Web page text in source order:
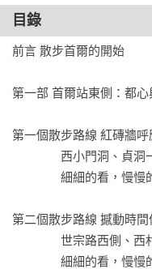
──作者的話
本書以繪畫和悠閒漫步的
疊的近現代史，引領讀者
時感受貫穿路線的時空錯
目錄
前言 散步首爾的開始
第一部 首爾站東側：都心
第一個散步路線 紅磚牆
第二個散步路線 撼動時